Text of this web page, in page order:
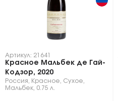
Артикул: 21641
Красное Мальбек де Гай-
Кодзор, 2020
Россия Красное Сухое
Мальбек 0.75 л.